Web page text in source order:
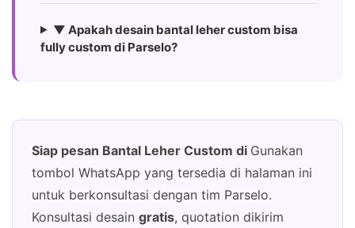
▼ Apakah desain bantal leher custom bisa
fully custom di Parselo?
Siap pesan Bantal Leher Custom di Gunakan
tombol WhatsApp yang tersedia di halaman ini
untuk berkonsultasi dengan tim Parselo.
Konsultasi desain gratis, quotation dikirim